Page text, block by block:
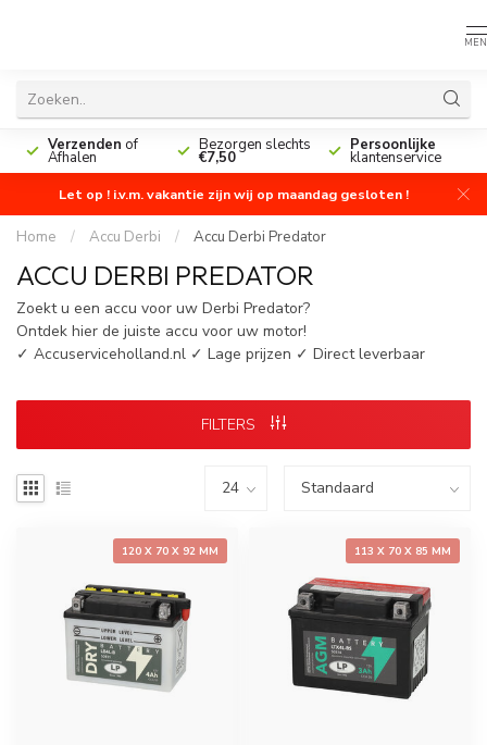
Verzenden of
Afhalen
Bezorgen slechts
€7,50
Persoonlijke
klantenservice
Let op ! i.v.m. vakantie zijn wij op maandag gesloten !
Home / Accu Derbi / Accu Derbi Predator
ACCU DERBI PREDATOR
Zoekt u een accu voor uw Derbi Predator?
Ontdek hier de juiste accu voor uw motor!
✓ Accuserviceholland.nl ✓ Lage prijzen ✓ Direct leverbaar
FILTERS
120 X 70 X 92 MM 113 X 70 X 85 MM